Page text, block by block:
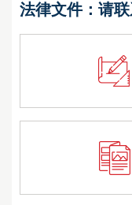
法律文件：请